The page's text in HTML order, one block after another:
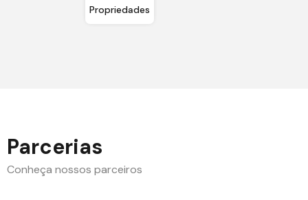
Propriedades
Parcerias
Conheça nossos parceiros